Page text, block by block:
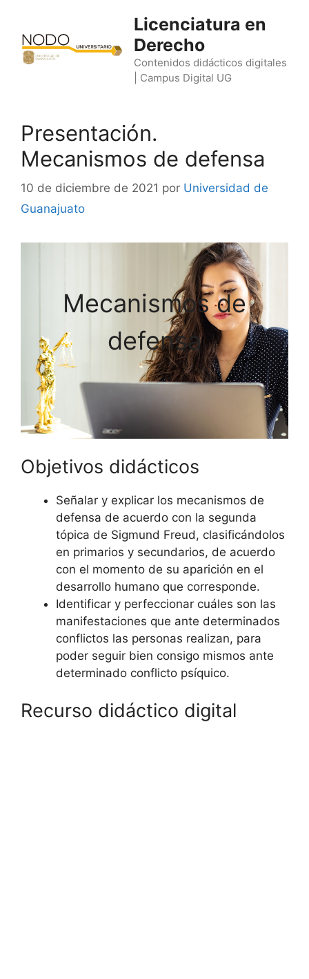
contenido
Licenciatura en
Derecho
Contenidos didácticos digitales
| Campus Digital UG
Presentación.
Mecanismos de defensa
10 de diciembre de 2021 por Universidad de
Guanajuato
Mecanismos de
defensa
Objetivos didácticos
Señalar y explicar los mecanismos de
defensa de acuerdo con la segunda
tópica de Sigmund Freud, clasificándolos
en primarios y secundarios, de acuerdo
con el momento de su aparición en el
desarrollo humano que corresponde.
Identificar y perfeccionar cuáles son las
manifestaciones que ante determinados
conflictos las personas realizan, para
poder seguir bien consigo mismos ante
determinado conflicto psíquico.
Recurso didáctico digital